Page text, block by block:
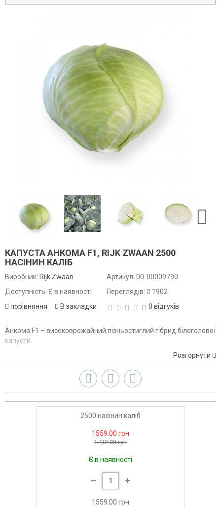
КАПУСТА АНКОМА F1, RIJK ZWAAN 2500
НАСІНИН КАЛІБ
Виробник: Rijk Zwaan
Доступність: Є в наявності
порівняння
В закладки
Артикул: 00-00009790
Переглядів:
1902
0 відгуків
Анкома F1 – високоврожайний пізньостиглий гібрид білоголової
капусти.
Розгорнути
2500 насінин каліб
1559.00 грн
1732.00 грн
Є в наявності
1559.00 грн